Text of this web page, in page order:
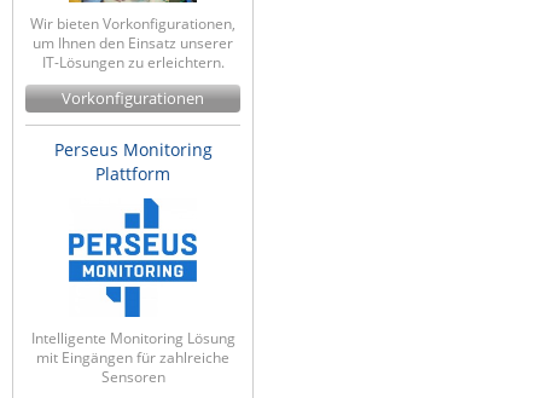
Wir bieten Vorkonfigurationen,
um Ihnen den Einsatz unserer
IT-Lösungen zu erleichtern.
Vorkonfigurationen
Perseus Monitoring
Plattform
Intelligente Monitoring Lösung
mit Eingängen für zahlreiche
Sensoren